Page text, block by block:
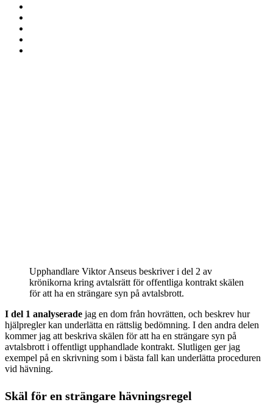
Upphandlare Viktor Anseus beskriver i del 2 av
krönikorna kring avtalsrätt för offentliga kontrakt skälen
för att ha en strängare syn på avtalsbrott.
I del 1 analyserade jag en dom från hovrätten, och beskrev hur
hjälpregler kan underlätta en rättslig bedömning. I den andra delen
kommer jag att beskriva skälen för att ha en strängare syn på
avtalsbrott i offentligt upphandlade kontrakt. Slutligen ger jag
exempel på en skrivning som i bästa fall kan underlätta proceduren
vid hävning.
Skäl för en strängare hävningsregel